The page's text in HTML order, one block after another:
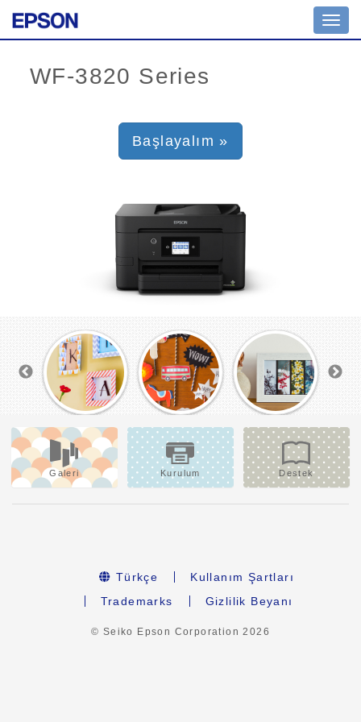
Başlayalım »
Galeri Kurulum Destek
Türkçe
Kullanım Şartları
Trademarks
Gizlilik Beyanı
© Seiko Epson Corporation2026